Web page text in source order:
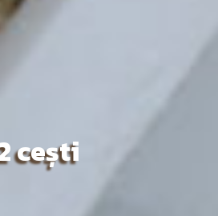
cești